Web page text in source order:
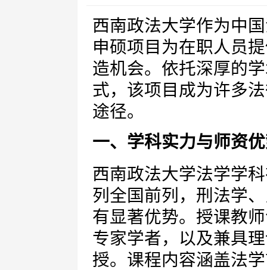
西南政法大学作为中
申硕项目为在职人员
造机会。依托深厚的
式，该项目成为许多
途径。
一、学科实力与师资
西南政法大学法学学
列全国前列，刑法学
有显著优势。授课教
专家学者，以及兼具
授。课程内容涵盖法